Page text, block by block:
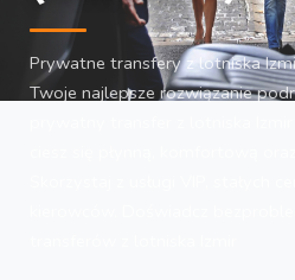
Prywatne transfery z lotniska
Twoje najlepsze rozwiązanie